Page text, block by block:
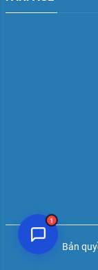
Bản
1